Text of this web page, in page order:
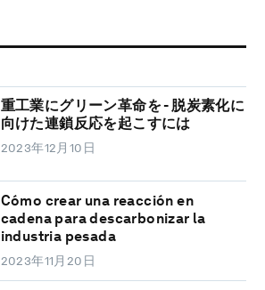
重工業にグリーン革命を - 脱炭素化に
向けた連鎖反応を起こすには
2023年12月10日
Cómo crear una reacción en
cadena para descarbonizar la
industria pesada
2023年11月20日